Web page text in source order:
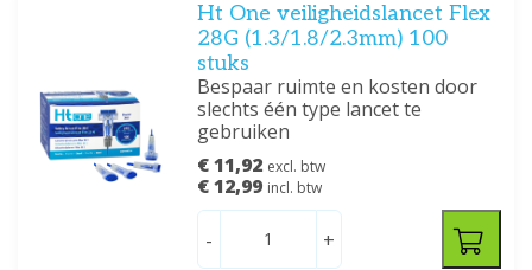
Ht One veiligheidslancet Flex
28G (1.3/1.8/2.3mm) 100
stuks
Bespaar ruimte en kosten door
slechts één type lancet te
gebruiken
€ 11,92 excl. btw
€ 12,99 incl. btw
- +